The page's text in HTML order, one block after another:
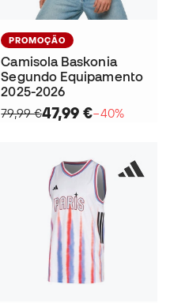
PROMOÇÃO
Camisola Baskonia
Segundo Equipamento
2025-2026
79,99 €47,99 €−40%